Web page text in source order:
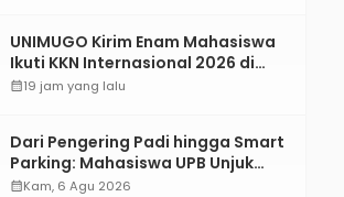
UNIMUGO Kirim Enam Mahasiswa
Ikuti KKN Internasional 2026 di
ASEAN dan Hong Kong
calendar_month19 jam yang lalu
Dari Pengering Padi hingga Smart
Parking: Mahasiswa UPB Unjuk
Gigi Lewat Pameran CODEX 2
calendar_monthKam, 6 Agu 2026